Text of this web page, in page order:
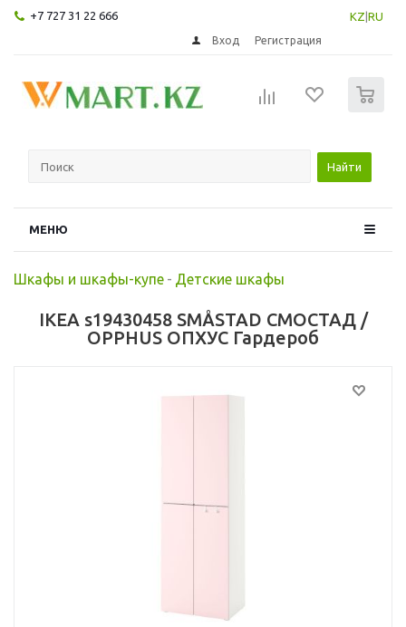
+7 727 31 22 666 KZ RU
Вход Регистрация
Найти
МЕНЮ
Шкафы и шкафы-купе - Детские шкафы
IKEA s19430458 SMÅSTAD СМОСТАД /
OPPHUS ОПХУС Гардероб